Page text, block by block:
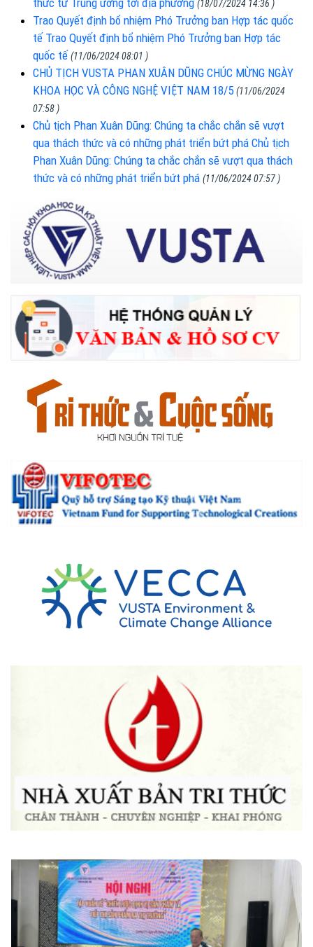
(18/07/2024 14:36 )
Trao Quyết định bổ nhiệm Phó Trưởng ban Hợp tác quốc
tế Trao Quyết định bổ nhiệm Phó Trưởng ban Hợp tác
quốc tế (11/06/2024 08:01 )
CHỦ TỊCH VUSTA PHAN XUÂN DŨNG CHÚC MỪNG NGÀY
KHOA HỌC VÀ CÔNG NGHỆ VIỆT NAM 18/5 (11/06/2024
07:58 )
Chủ tịch Phan Xuân Dũng: Chúng ta chắc chắn sẽ vượt
qua thách thức và có những phát triển bứt phá Chủ tịch
Phan Xuân Dũng: Chúng ta chắc chắn sẽ vượt qua thách
thức và có những phát triển bứt phá (11/06/2024 07:57 )